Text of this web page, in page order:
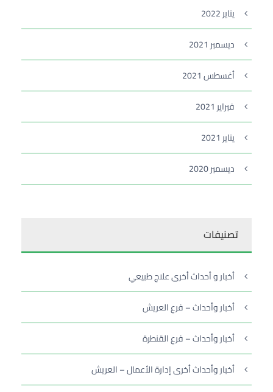
يناير 2022
ديسمبر 2021
أغسطس 2021
فبراير 2021
يناير 2021
ديسمبر 2020
تصنيفات
أخبار و أحداث أخرى علاج طبيعي
أخبار وأحداث – فرع العريش
أخبار وأحداث – فرع القنطرة
أخبار وأحداث أخرى إدارة الأعمال – العريش